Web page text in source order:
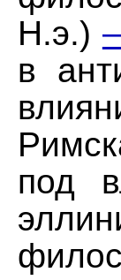
Н.э.) –
в
под